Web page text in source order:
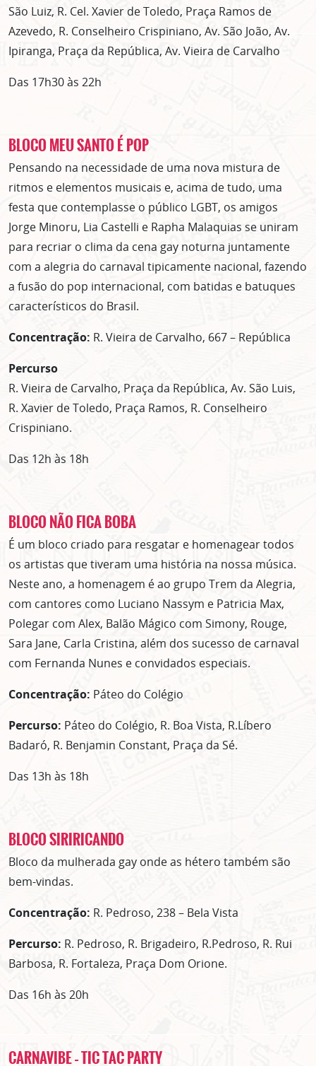
São Luiz, R. Cel. Xavier de Toledo, Praça Ramos de
Azevedo, R. Conselheiro Crispiniano, Av. São João, Av.
Ipiranga, Praça da República, Av. Vieira de Carvalho
Das 17h30 às 22h
BLOCO MEU SANTO É POP
Pensando na necessidade de uma nova mistura de
ritmos e elementos musicais e, acima de tudo, uma
festa que contemplasse o público LGBT, os amigos
Jorge Minoru, Lia Castelli e Rapha Malaquias se uniram
para recriar o clima da cena gay noturna juntamente
com a alegria do carnaval tipicamente nacional, fazendo
a fusão do pop internacional, com batidas e batuques
característicos do Brasil.
Concentração: R. Vieira de Carvalho, 667 – República
Percurso
R. Vieira de Carvalho, Praça da República, Av. São Luis,
R. Xavier de Toledo, Praça Ramos, R. Conselheiro
Crispiniano.
Das 12h às 18h
BLOCO NÃO FICA BOBA
É um bloco criado para resgatar e homenagear todos
os artistas que tiveram uma história na nossa música.
Neste ano, a homenagem é ao grupo Trem da Alegria,
com cantores como Luciano Nassym e Patricia Max,
Polegar com Alex, Balão Mágico com Simony, Rouge,
Sara Jane, Carla Cristina, além dos sucesso de carnaval
com Fernanda Nunes e convidados especiais.
Concentração: Páteo do Colégio
Percurso: Páteo do Colégio, R. Boa Vista, R.Líbero
Badaró, R. Benjamin Constant, Praça da Sé.
Das 13h às 18h
BLOCO SIRIRICANDO
Bloco da mulherada gay onde as hétero também são
bem-vindas.
Concentração: R. Pedroso, 238 – Bela Vista
Percurso: R. Pedroso, R. Brigadeiro, R.Pedroso, R. Rui
Barbosa, R. Fortaleza, Praça Dom Orione.
Das 16h às 20h
CARNAVIBE – TIC TAC PARTY